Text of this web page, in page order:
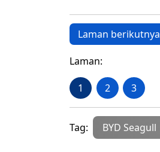
Laman berikutnya
Laman:
1 2 3
Tag: BYD Seagull